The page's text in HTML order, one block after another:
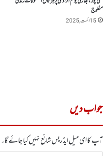
مفلوج
15 اگست, 2025
جواب دیں
آپ کا ای میل ایڈریس شائع نہیں کیا جائے گا۔